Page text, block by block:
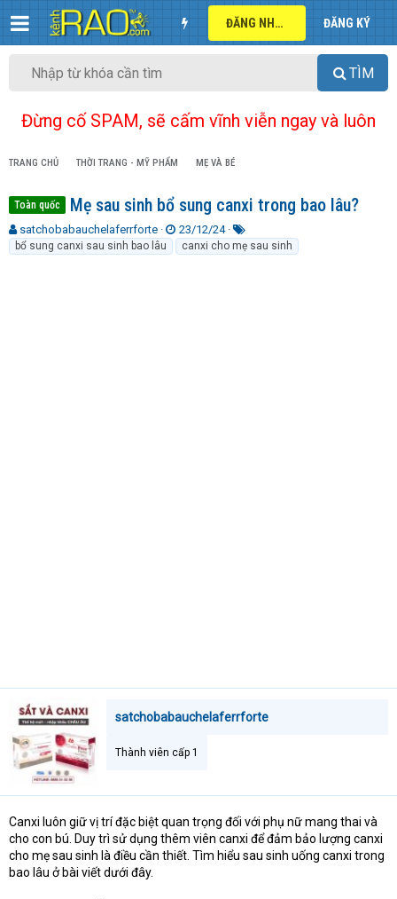
ĐĂNG NHẬP ĐĂNG KÝ
TÌM
Đừng cố SPAM, sẽ cấm vĩnh viễn ngay và luôn
TRANG CHỦ THỜI TRANG - MỸ PHẨM MẸ VÀ BÉ
Toàn quốc Mẹ sau sinh bổ sung canxi trong bao lâu?
T
h
satchobabauchelaferrforte
N
g
23/12/24
T
ừ
bổ sung canxi sau sinh bao lâu canxi cho mẹ sau sinh
satchobabauchelaferrforte
Thành viên cấp 1
Canxi luôn giữ vị trí đặc biệt quan trọng đối với phụ nữ mang thai và
cho con bú. Duy trì sử dụng thêm viên canxi để đảm bảo lượng canxi
cho mẹ sau sinh là điều cần thiết. Tìm hiểu sau sinh uống canxi trong
bao lâu ở bài viết dưới đây.